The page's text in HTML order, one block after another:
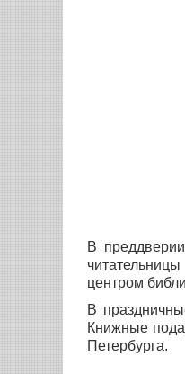
В
центром
В
Книжные
Петербурга.